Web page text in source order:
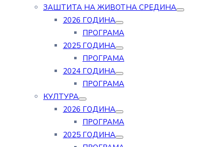
ЗАШТИТА НА ЖИВОТНА СРЕДИНА
2026 ГОДИНА
ПРОГРАМА
2025 ГОДИНА
ПРОГРАМА
2024 ГОДИНА
ПРОГРАМА
КУЛТУРА
2026 ГОДИНА
ПРОГРАМА
2025 ГОДИНА